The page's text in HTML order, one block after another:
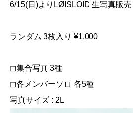
6/15(日)よりLØISLOID 生写真販売
ランダム 3枚入り ¥1,000
◻︎集合写真 3種
◻︎各メンバーソロ 各5種
写真サイズ : 2L